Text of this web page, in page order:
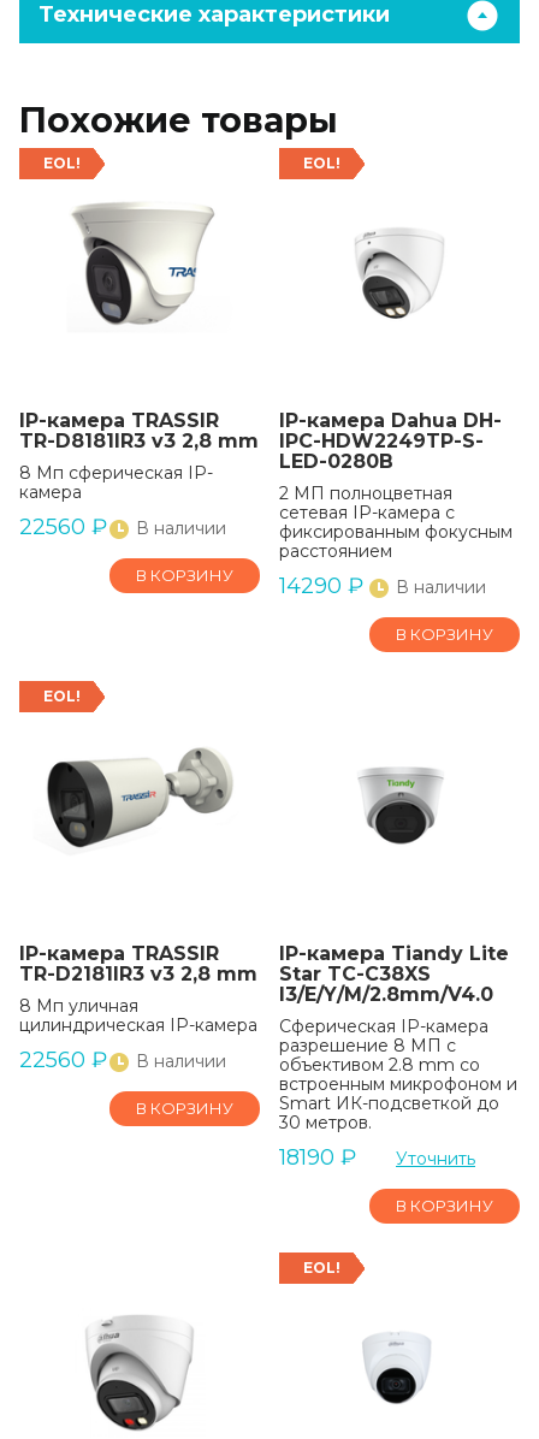
Технические характеристики
Похожие товары
EOL!
IP-камера TRASSIR
TR-D8181IR3 v3 2,8 mm
8 Мп сферическая IP-
камера
22560 ₽ В наличии
В КОРЗИНУ
EOL!
IP-камера Dahua DH-
IPC-HDW2249TP-S-
LED-0280B
2 МП полноцветная
сетевая IP-камера с
фиксированным фокусным
расстоянием
14290 ₽ В наличии
В КОРЗИНУ
EOL!
IP-камера TRASSIR
TR-D2181IR3 v3 2,8 mm
8 Мп уличная
цилиндрическая IP-камера
22560 ₽ В наличии
В КОРЗИНУ
IP-камера Tiandy Lite
Star TC-C38XS
I3/E/Y/M/2.8mm/V4.0
Сферическая IP-камера
разрешение 8 МП с
объективом 2.8 mm со
встроенным микрофоном и
Smart ИК-подсветкой до
30 метров.
18190 ₽ Уточнить
В КОРЗИНУ
EOL!